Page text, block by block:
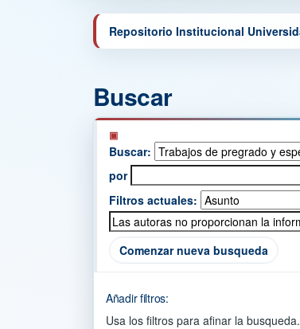
Repositorio Institucional
Buscar
Buscar:
por
Filtros actuales:
Comenzar nueva busqueda
Añadir filtros:
Usa los filtros para afinar la busqueda.